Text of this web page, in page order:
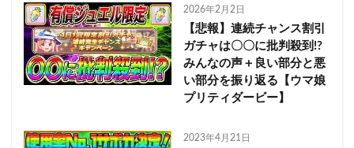
2026年2月2日
【悲報】連続チャンス割引
ガチャは〇〇に批判殺到!?
みんなの声＋良い部分と悪
い部分を振り返る【ウマ娘
プリティダービー】
2023年4月21日